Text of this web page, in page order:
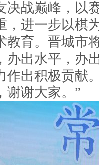
决战巅峰，以
，进一步以棋
教育。晋城市
办出水平，办
作出积极贡献
谢谢大家。”